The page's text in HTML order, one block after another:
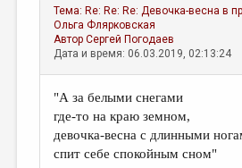
Тема: Re: Re: Re: Девочка-весна в
Ольга Флярковская
АвторСергей Погодаев
Дата и время: 06.03.2019, 02:13:24
"А за белыми снегами
где-то на краю земном,
девочка-весна с длинными
спит себе спокойным сном"